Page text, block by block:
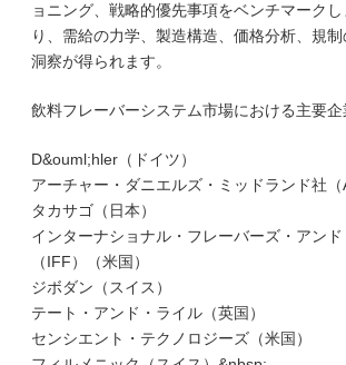
ョニング、戦略的優先事項をベンチマーク
り、需給の力学、製造構造、価格分析、規
洞察が得られます。
飲料フレーバーシステム市場における主要企
D&ouml;hler（ドイツ）
アーチャー・ダニエルズ・ミッドランド社（
タカサゴ（日本）
インターナショナル・フレーバーズ・アン
（IFF）（米国）
ジボダン（スイス）
テート・アンド・ライル（英国）
センシエント・テクノロジーズ（米国）